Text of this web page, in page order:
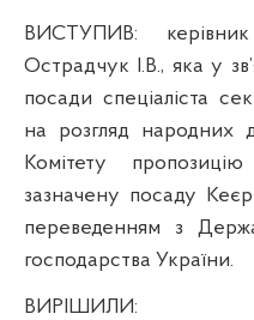
ВИСТУПИВ:
Острадчук І.В., яка у
посади спеціаліста
на розгляд народних
Комітету
зазначену посаду
переведенням з
господарства України.
ВИРІШИЛИ: